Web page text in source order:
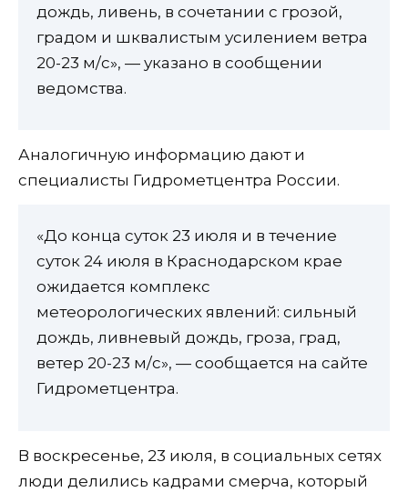
дождь, ливень, в сочетании с грозой,
градом и шквалистым усилением ветра
20-23 м/с», — указано в сообщении
ведомства.
Аналогичную информацию дают и
специалисты Гидрометцентра России.
«До конца суток 23 июля и в течение
суток 24 июля в Краснодарском крае
ожидается комплекс
метеорологических явлений: сильный
дождь, ливневый дождь, гроза, град,
ветер 20-23 м/с», — сообщается на сайте
Гидрометцентра.
В воскресенье, 23 июля, в социальных сетях
люди делились кадрами смерча, который